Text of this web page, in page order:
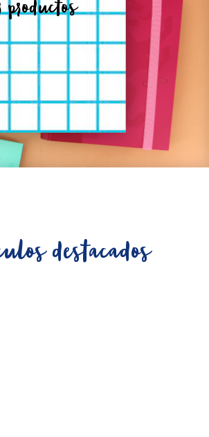
productos
destacados